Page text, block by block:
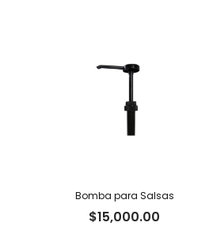
Bomba para Salsas
$15,000.00